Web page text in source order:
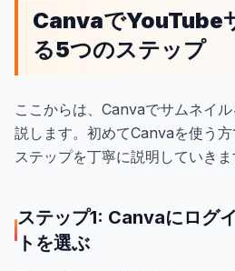
CanvaでYouTube
る5つのステップ
ここからは、Canvaでサムネイ
説します。初めてCanvaを使う
ステップを丁寧に説明していきま
ステップ1: Canvaにログ
トを選ぶ